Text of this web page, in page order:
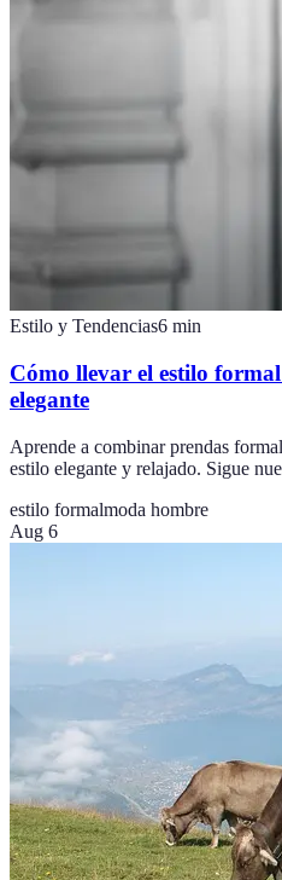
Estilo y Tendencias6 min
Cómo llevar el estilo
elegante
Aprende a combinar prendas
estilo elegante y relajado. Sigue
estilo formalmoda hombre
Aug 6